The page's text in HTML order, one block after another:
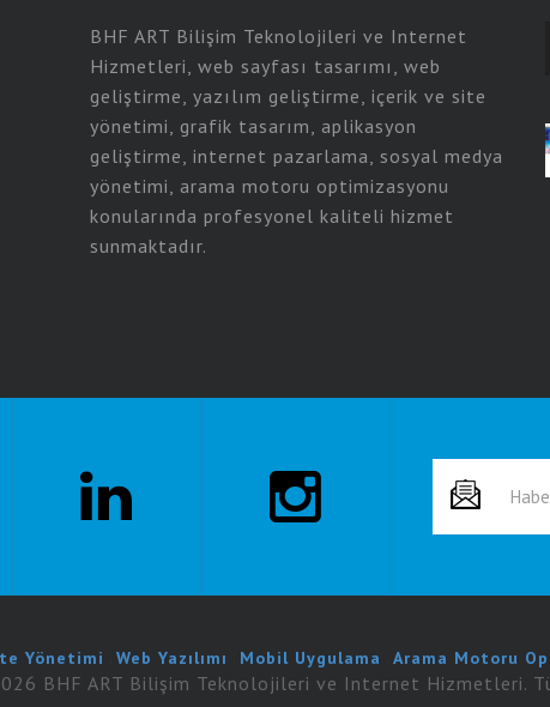
BHF ART Bilişim Teknolojileri ve Internet
Hizmetleri, web sayfası tasarımı, web
geliştirme, yazılım geliştirme, içerik ve site
yönetimi, grafik tasarım, aplikasyon
geliştirme, internet pazarlama, sosyal medya
yönetimi, arama motoru optimizasyonu
konularında profesyonel kaliteli hizmet
sunmaktadır.
Yönetimi Web Yazılımı Mobil Uygulama Arama Motoru
BHF ART Bilişim Teknolojileri ve Internet Hizmetleri.